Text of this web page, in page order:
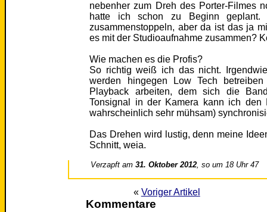
nebenher zum Dreh des Porter-Filmes
hatte ich schon zu Beginn geplant.
zusammenstoppeln, aber da ist das ja
es mit der Studioaufnahme zusammen?
Wie machen es die Profis?
So richtig weiß ich das nicht.
werden hingegen Low Tech
Playback arbeiten, dem sich die
Tonsignal in der Kamera kann ich den
wahrscheinlich sehr mühsam)
Das Drehen wird lustig, denn meine
Schnitt, weia.
Verzapft am31. Oktober 2012, so um 18 Uhr 47
« Voriger Artikel
Kommentare